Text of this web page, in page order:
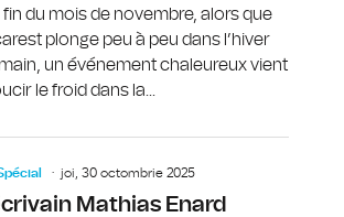
fin du mois de novembre, alors que
plonge peu à peu dans l’hiver
un événement chaleureux vient
le froid dans la...
joi, 30 octombrie 2025
Mathias Enard